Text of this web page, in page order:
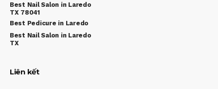
Best Nail Salon in Laredo
TX 78041
Best Pedicure in Laredo
Best Nail Salon in Laredo
TX
Liên kết